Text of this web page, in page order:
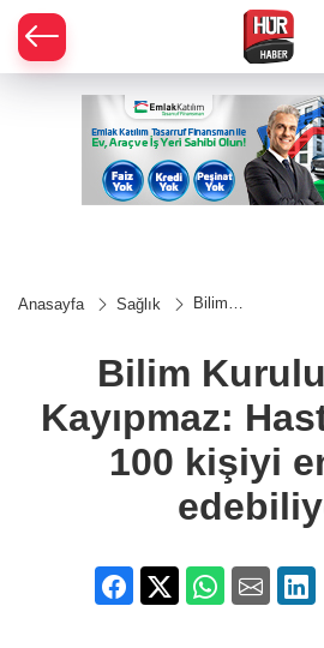
Anasayfa Sağlık
Bilim
Kayıpmaz:
Hasta bir
kişiyi
enfekte
edebiliyor
Bilim
Kayıpmaz:
100 kişiyi